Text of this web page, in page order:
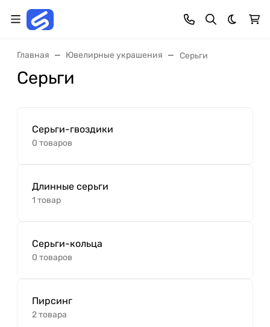
Темная
Главная Ювелирные украшения Серьги
Серьги
Серьги-гвоздики
0 товаров
Длинные серьги
1 товар
Серьги-кольца
0 товаров
Пирсинг
2 товара